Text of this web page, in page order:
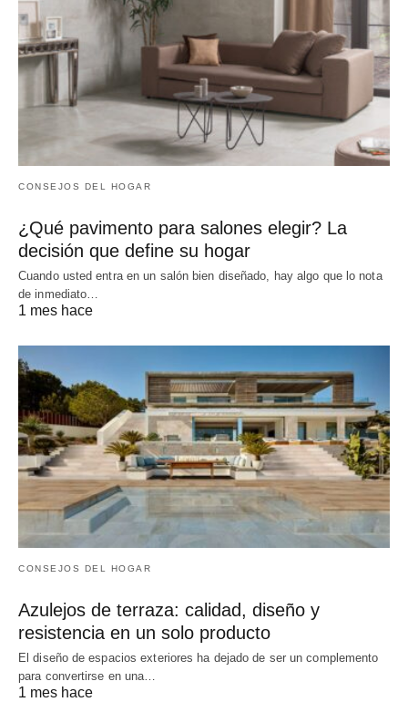
CONSEJOS DEL HOGAR
¿Qué pavimento para salones elegir? La
decisión que define su hogar
Cuando usted entra en un salón bien diseñado, hay algo que lo nota
de inmediato…
1 mes hace
CONSEJOS DEL HOGAR
Azulejos de terraza: calidad, diseño y
resistencia en un solo producto
El diseño de espacios exteriores ha dejado de ser un complemento
para convertirse en una…
1 mes hace